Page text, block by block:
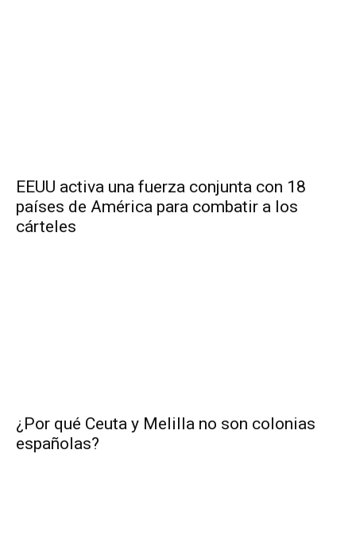
EEUU activa una fuerza conjunta con 18
países de América para combatir a los
cárteles
¿Por qué Ceuta y Melilla no son colonias
españolas?